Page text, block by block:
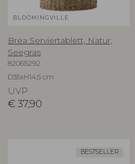
BLOOMINGVILLE
Brea Serviertablett, Natur,
Seegras
82065292
D35xH14,5 cm
UVP
€ 37,90
BESTSELLER